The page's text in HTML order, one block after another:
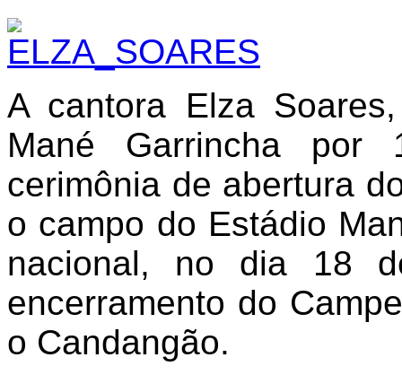
A cantora Elza
Mané Garrincha
cerimônia de abertura
o campo do Estádio
nacional, no dia 18
encerramento do
o Candangão.